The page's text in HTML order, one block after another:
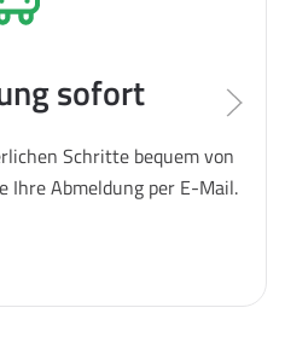
sofort
Schritte bequem von
Ihre Abmeldung per E-Mail.